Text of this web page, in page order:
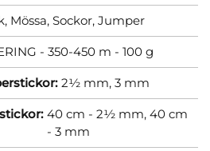
Mössa, Sockor, Jumper
- 350-450 m - 100 g
2½ mm, 3 mm
40 cm - 2½ mm, 40 cm
- 3 mm